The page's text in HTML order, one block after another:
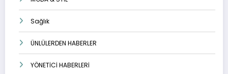
Sağlık
ÜNLÜLERDEN HABERLER
YÖNETİCİ HABERLERİ